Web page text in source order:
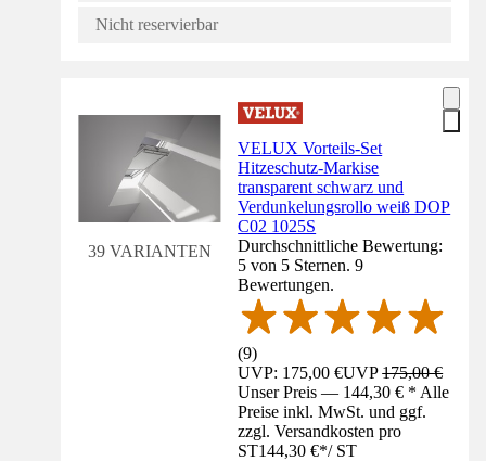
Nicht reservierbar
39 VARIANTEN
VELUX Vorteils-Set
Hitzeschutz-Markise
transparent schwarz und
Verdunkelungsrollo weiß DOP
C02 1025S
Durchschnittliche Bewertung:
5 von 5 Sternen. 9
Bewertungen.
(9)
UVP: 175,00 €UVP175,00 €
Unser Preis — 144,30 € * Alle
Preise inkl. MwSt. und ggf.
zzgl. Versandkosten pro
ST144,30 €*/ ST